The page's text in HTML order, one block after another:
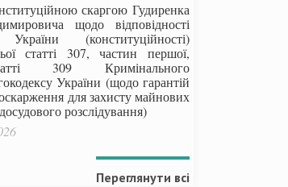
скаргою Гудиренка
щодо відповідності
України (конституційності)
статті 307, частин першої,
309 Кримінального
України (щодо гарантій
для захисту майнових
розслідування)
Переглянути всі